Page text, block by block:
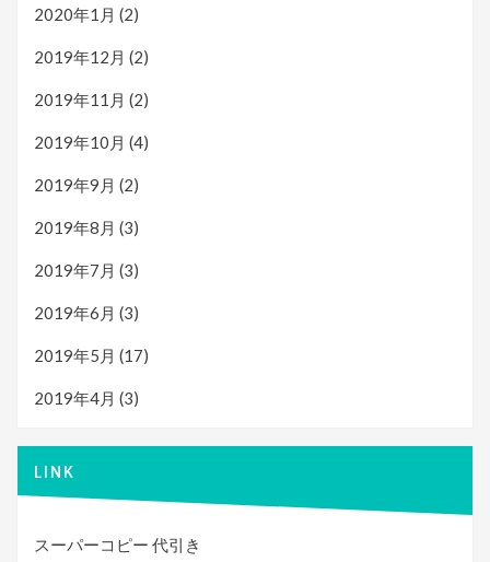
2020年1月 (2)
2019年12月 (2)
2019年11月 (2)
2019年10月 (4)
2019年9月 (2)
2019年8月 (3)
2019年7月 (3)
2019年6月 (3)
2019年5月 (17)
2019年4月 (3)
LINK
スーパーコピー 代引き